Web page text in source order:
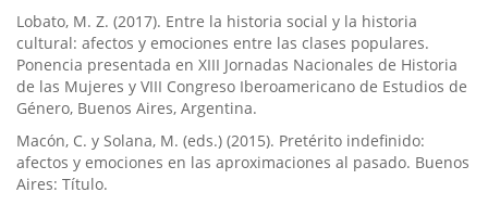
Lobato, M. Z. (2017). Entre la historia social y la historia
cultural: afectos y emociones entre las clases populares.
Ponencia presentada en XIII Jornadas Nacionales de Historia
de las Mujeres y VIII Congreso Iberoamericano de Estudios de
Género, Buenos Aires, Argentina.
Macón, C. y Solana, M. (eds.) (2015). Pretérito indefinido:
afectos y emociones en las aproximaciones al pasado. Buenos
Aires: Tí­tulo.